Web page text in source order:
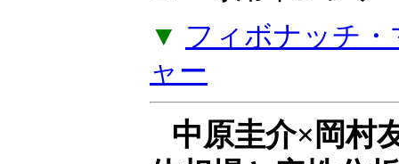
ネトレーション戦
までが学べます。
ュー専用インジケ
▼ フィボナッチ